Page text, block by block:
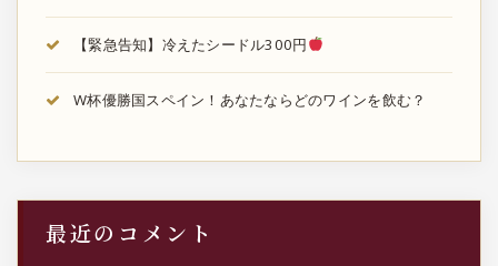
【緊急告知】冷えたシードル300円
W杯優勝国スペイン！あなたならどのワインを飲む？
最近のコメント